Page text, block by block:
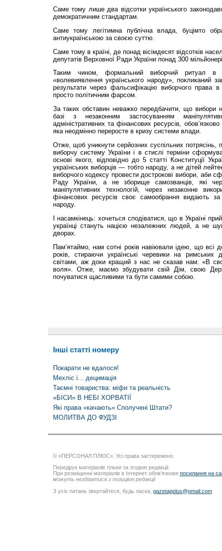
Саме тому лише два відсотки українського
демократичним стандартам.
Саме тому легітимна публічна влада, буцімто
антиукраїнською за своєю суттю.
Саме тому в країні, де понад вісімдесят відсотків
депутатів Верховної Ради України понад 300
Таким чином, формальний виборчий ритуал
«волевиявлення українського народу», покликаний
результати через фальсифікацію виборчого права
просто полiтичним фарсом.
За таких обставин неважко передбачити, що вибори
базі з незаконним застосуванням
адміністративних та фінансових ресурсів,
яка неодмінно переросте в кризу системи влади.
Отже, щоб уникнути серйозних суспільних потрясінь,
виборчу систему України і в стислі терміни
основі якого, відповідно до 5 статті Конституції
українських виборців — тобто народу, а не дітей
виборчого кодексу провести дострокові вибори, аби
Раду України, а не зборище самозванців, які
маніпулятивних технологій, через незаконне
фінансових ресурсів своє самообрання видають за
народу.
І насамкінець: хочеться сподіватися, що в Україні
українці стануть нацією незалежних людей, а не
дворах.
Пам’ятаймо, нам сотні років навіювали ідею, що всі
років, стираючи українські черевики на
світами, аж доки кращий з нас не сказав нам: «В
воля». Отже, маємо збудувати свій Дім, свою
почуватися щасливими та бути самими собою.
Інші статті номеру
Покарати не вдалося!
Мехліс і... децимація
Таємні товариства: міфи та реальність
«БІСИ» В НЕБІ ХОРВАТІЇ
Які права «качають» Сполучені Штати?
МОЛИТВА ДО ФУДЗІ
© «ПЕРСОНАЛ ПЛЮС». Усі права застережено.
Передрук матеріалів тільки за згодою редакції.
При розміщенні матеріалів в Інтернет обов’язкове посилання на
можуть незбігатися з позицією редакції
З усіх питань звертайтеся, будь ласка, gazetapplus@gmail.com